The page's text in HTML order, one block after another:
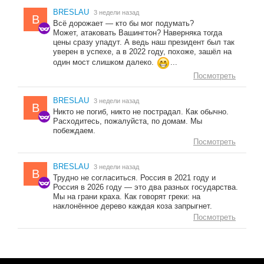
B
BRESLAU 3 недели назад
Всё дорожает — кто бы мог подумать?
Может, атаковать Вашингтон? Наверняка тогда
цены сразу упадут. А ведь наш президент был так
уверен в успехе, а в 2022 году, похоже, зашёл на
один мост слишком далеко.
...
Посмотреть
B
BRESLAU 3 недели назад
Никто не погиб, никто не пострадал. Как обычно.
Расходитесь, пожалуйста, по домам. Мы
побеждаем.
Посмотреть
B
BRESLAU 3 недели назад
Трудно не согласиться. Россия в 2021 году и
Россия в 2026 году — это два разных государства.
Мы на грани краха. Как говорят греки: на
наклонённое дерево каждая коза запрыгнет.
Посмотреть